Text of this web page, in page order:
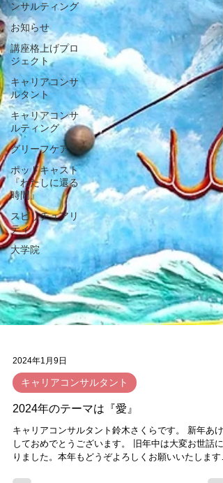
ンサルティング
お知らせ
講座格上げプロ
ジェクト
キャリアコンサ
ルタント
キャリアコンサ
ルティング
グリーフケア
ポッドキャスト
『わたしに還る
時間』
スピリチュアリ
ティ
大学院
2024年1月9日
キャリアコンサルタント
2024年のテーマは『愛』
キャリアコンサルタント鈴木さくらです。 新年あけ
しておめでとうございます。 旧年中は大変お世話に